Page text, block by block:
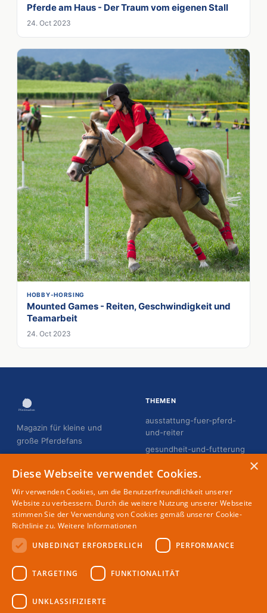
Pferde am Haus - Der Traum vom eigenen Stall
24. Oct 2023
HOBBY-HORSING
Mounted Games - Reiten, Geschwindigkeit und
Teamarbeit
24. Oct 2023
Magazin für kleine und
große Pferdefans
THEMEN
ausstattung-fuer-pferd-
und-reiter
gesundheit-und-futterung
reiten-fur-erwachsene
reiten-fur-kinder
MAGAZIN
Partner
Autoren
RECHTLICHES
Impressum
×
Diese Webseite verwendet Cookies.
Wir verwenden Cookies, um die Benutzerfreundlichkeit unserer
Website zu verbessern. Durch die weitere Nutzung unserer Webseite
stimmen Sie der Verwendung von Cookies gemäß unserer Cookie-
Richtlinie zu. Weitere Informationen
UNBEDINGT ERFORDERLICH
PERFORMANCE
TARGETING FUNKTIONALITÄT
UNKLASSIFIZIERTE